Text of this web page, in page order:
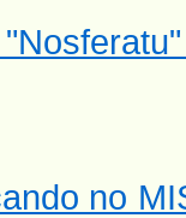
no